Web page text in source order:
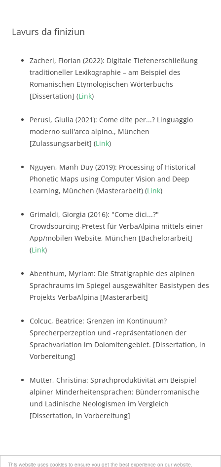
This website uses cookies to ensure you get the best experience on our website.
Lavurs da finiziun
Zacherl, Florian (2022): Digitale Tiefenerschließung
traditioneller Lexikographie – am Beispiel des
Romanischen Etymologischen Wörterbuchs
[Dissertation] (Link)
Perusi, Giulia (2021): Come dite per...? Linguaggio
moderno sull'arco alpino., München
[Zulassungsarbeit] (Link)
Nguyen, Manh Duy (2019): Processing of Historical
Phonetic Maps using Computer Vision and Deep
Learning, München (Masterarbeit) (Link)
Grimaldi, Giorgia (2016): "Come dici...?"
Crowdsourcing-Pretest für VerbaAlpina mittels einer
App/mobilen Website, München [Bachelorarbeit]
(Link)
Abenthum, Myriam: Die Stratigraphie des alpinen
Sprachraums im Spiegel ausgewählter Basistypen des
Projekts VerbaAlpina [Masterarbeit]
Colcuc, Beatrice: Grenzen im Kontinuum?
Sprecherperzeption und -repräsentationen der
Sprachvariation im Dolomitengebiet. [Dissertation, in
Vorbereitung]
Mutter, Christina: Sprachproduktivität am Beispiel
alpiner Minderheitensprachen: Bünderromanische
und Ladinische Neologismen im Vergleich
[Dissertation, in Vorbereitung]